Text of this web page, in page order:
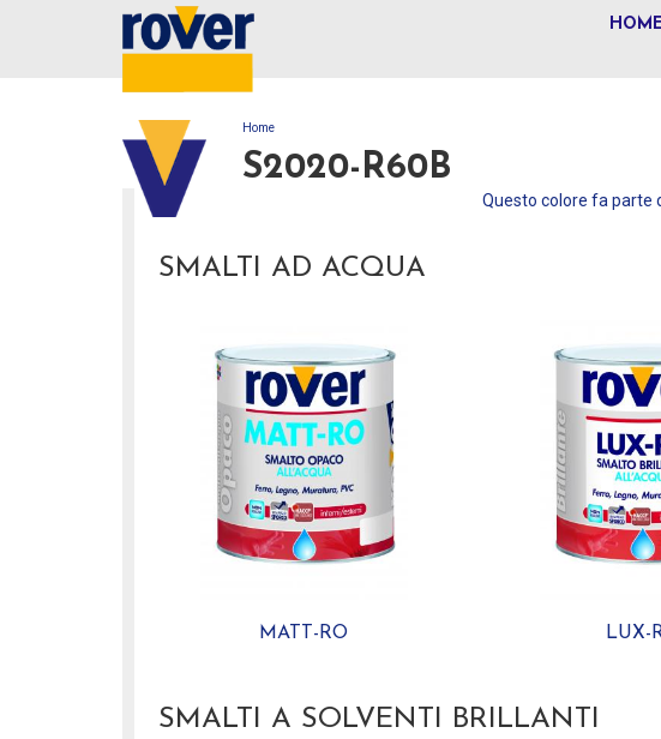
HOME
TU SEI QUI
Home
S2020-R60B
Questo colore fa parte
SMALTI AD ACQUA
MATT-RO LUX-
SMALTI A SOLVENTI BRILLANTI